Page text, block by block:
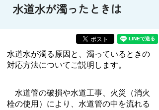
水道水が濁ったときは
水道水が濁る原因と、濁っているときの
対応方法についてご説明します。
水道管の破損や水道工事、火災（消火
栓の使用）により、水道管の中を流れる